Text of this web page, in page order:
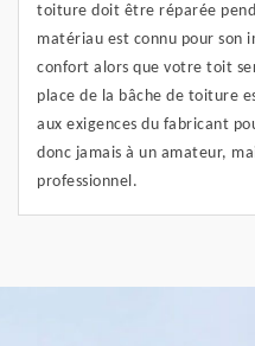
toiture doit être réparée
matériau est connu pour
confort alors que votre toit
place de la bâche de toiture
aux exigences du fabricant
donc jamais à un amateur,
professionnel.